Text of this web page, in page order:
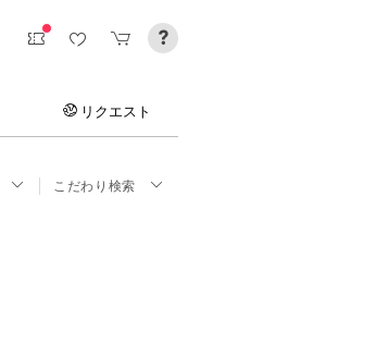
リクエスト
こだわり検索